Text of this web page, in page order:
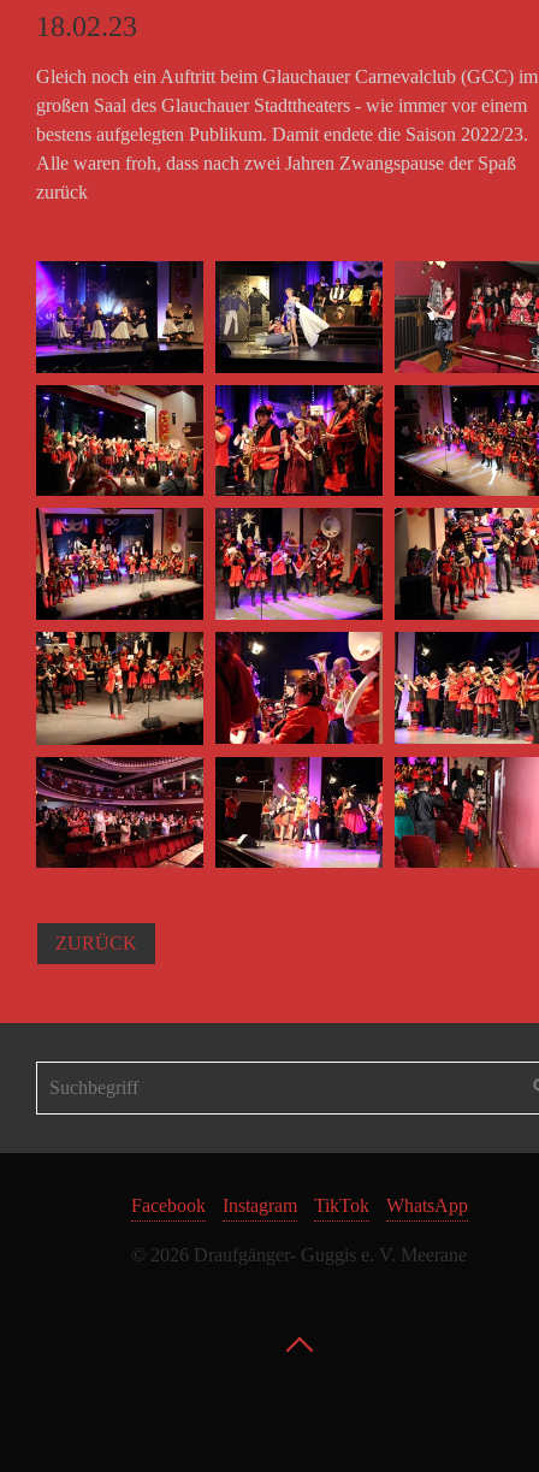
18.02.23
Gleich noch ein Auftritt beim Glauchauer Carnevalclub (GCC) im
großen Saal des Glauchauer Stadttheaters - wie immer vor einem
bestens aufgelegten Publikum. Damit endete die Saison 2022/23.
Alle waren froh, dass nach zwei Jahren Zwangspause der Spaß
zurück
ZURÜCK
Facebook Instagram TikTok WhatsApp
© 2026 Draufgänger- Guggis e. V. Meerane